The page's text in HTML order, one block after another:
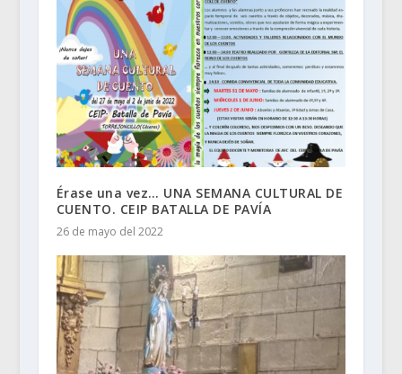
Érase una vez… UNA SEMANA CULTURAL DE
CUENTO. CEIP BATALLA DE PAVÍA
26 de mayo del 2022